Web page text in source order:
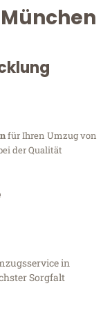
für Ihren Umzug von
der Qualität
in
Sorgfalt